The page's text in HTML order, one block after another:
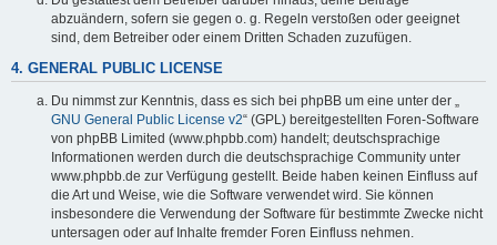
abzuändern, sofern sie gegen o. g. Regeln verstoßen oder geeignet
sind, dem Betreiber oder einem Dritten Schaden zuzufügen.
4. GENERAL PUBLIC LICENSE
Du nimmst zur Kenntnis, dass es sich bei phpBB um eine unter der „
GNU General Public License v2“ (GPL) bereitgestellten Foren-Software
von phpBB Limited (www.phpbb.com) handelt; deutschsprachige
Informationen werden durch die deutschsprachige Community unter
www.phpbb.de zur Verfügung gestellt. Beide haben keinen Einfluss auf
die Art und Weise, wie die Software verwendet wird. Sie können
insbesondere die Verwendung der Software für bestimmte Zwecke nicht
untersagen oder auf Inhalte fremder Foren Einfluss nehmen.